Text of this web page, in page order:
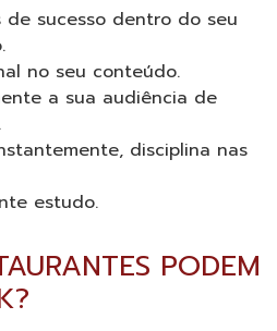
de sucesso dentro do seu
no seu conteúdo.
a sua audiência de
disciplina nas
estudo.
PODEM